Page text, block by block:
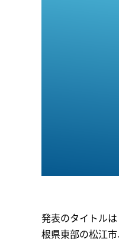
発表のタイトル
根県東部の松江